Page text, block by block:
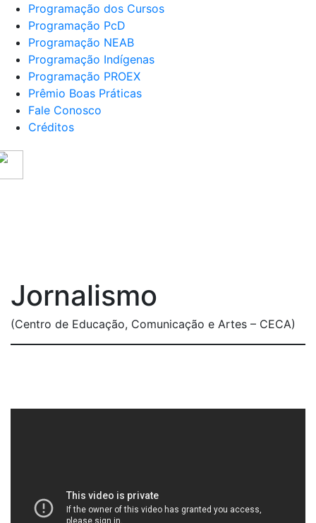
Programação dos Cursos
Programação PcD
Programação NEAB
Programação Indígenas
Programação PROEX
Prêmio Boas Práticas
Fale Conosco
Créditos
Jornalismo
(Centro de Educação, Comunicação e Artes – CECA)